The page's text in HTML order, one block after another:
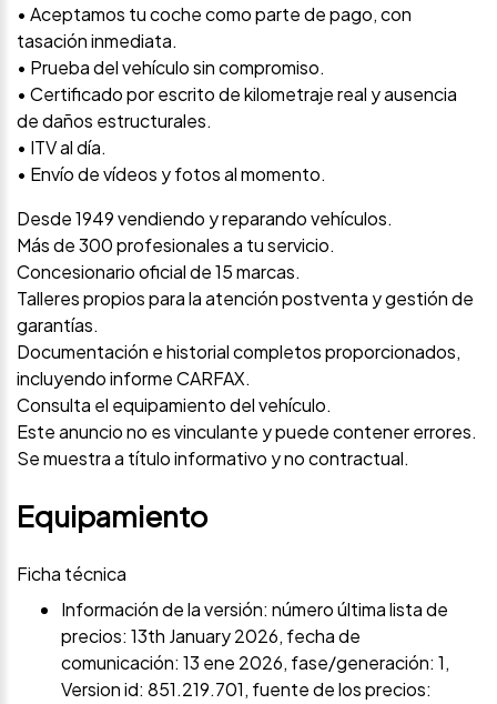
• Aceptamos tu coche como parte de pago, con
tasación inmediata.
• Prueba del vehículo sin compromiso.
• Certificado por escrito de kilometraje real y ausencia
de daños estructurales.
• ITV al día.
• Envío de vídeos y fotos al momento.
Desde 1949 vendiendo y reparando vehículos.
Más de 300 profesionales a tu servicio.
Concesionario oficial de 15 marcas.
Talleres propios para la atención postventa y gestión de
garantías.
Documentación e historial completos proporcionados,
incluyendo informe CARFAX.
Consulta el equipamiento del vehículo.
Este anuncio no es vinculante y puede contener errores.
Se muestra a título informativo y no contractual.
Equipamiento
Ficha técnica
Información de la versión: número última lista de
precios: 13th January 2026, fecha de
comunicación: 13 ene 2026, fase/generación: 1,
Version id: 851.219.701, fuente de los precios: